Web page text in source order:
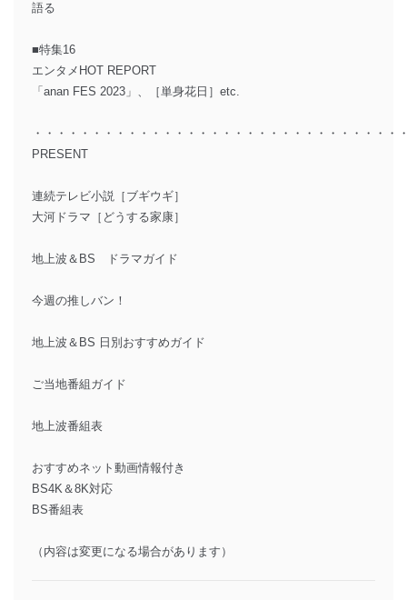
語る
■特集16
エンタメHOT REPORT
「anan FES 2023」、［単身花日］etc.
・・・・・・・・・・・・・・・・・・・・・・・・・・・・・・・
PRESENT
連続テレビ小説［ブギウギ］
大河ドラマ［どうする家康］
地上波＆BS ドラマガイド
今週の推しバン！
地上波＆BS 日別おすすめガイド
ご当地番組ガイド
地上波番組表
おすすめネット動画情報付き
BS4K＆8K対応
BS番組表
（内容は変更になる場合があります）